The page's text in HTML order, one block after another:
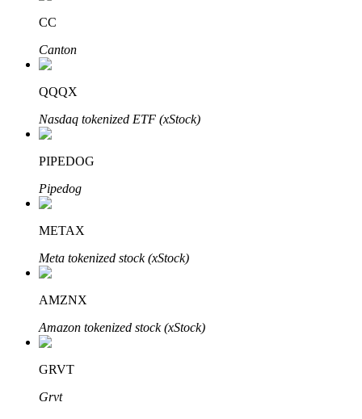
Bitrue Partners
Bitrue Affiliates
Upp till 65% provision!
CC
Canton
QQQX
Nasdaq tokenized ETF (xStock)
PIPEDOG
Pipedog
METAX
Meta tokenized stock (xStock)
AMZNX
Amazon tokenized stock (xStock)
GRVT
Grvt